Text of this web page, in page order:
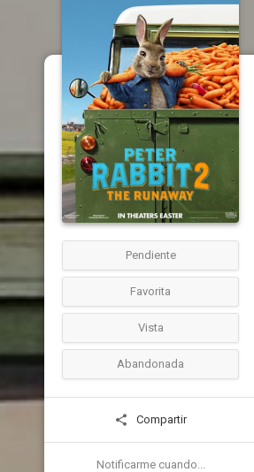
Pendiente
Favorita
Vista
Abandonada
Compartir
Notificarme cuando...